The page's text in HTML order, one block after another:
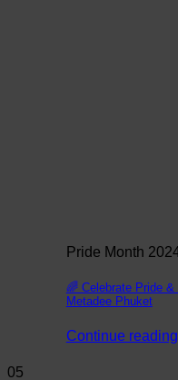
Pride Month
🌈 Celebrate Pride
Metadee Phuket
Continue reading
05